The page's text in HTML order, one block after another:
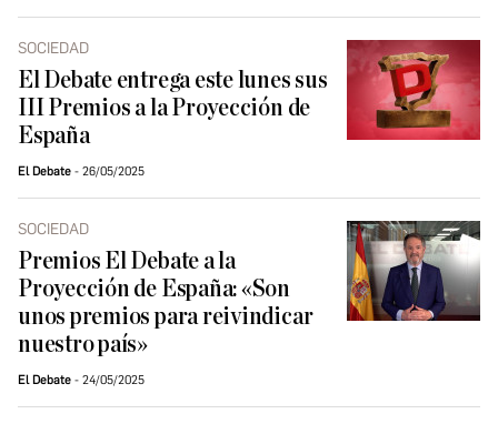
SOCIEDAD
El Debate entrega este lunes sus
III Premios a la Proyección de
España
El Debate 26/05/2025
SOCIEDAD
Premios El Debate a la
Proyección de España: «Son
unos premios para reivindicar
nuestro país»
El Debate 24/05/2025